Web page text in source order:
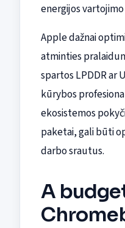
energijos
Apple dažnai
atminties
spartos LPDDR ar
kūrybos
ekosistemos
paketai, gali būti
darbo srautus.
A